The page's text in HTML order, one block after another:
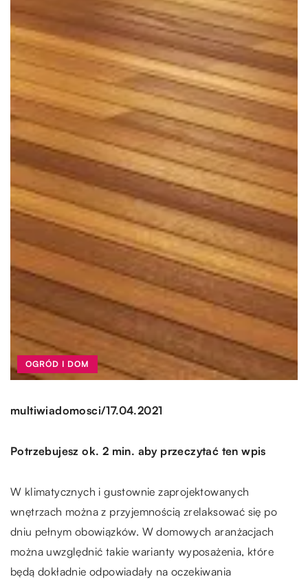
OGRÓD I DOM
multiwiadomosci/17.04.2021
Potrzebujesz ok. 2 min. aby przeczytać ten wpis
W klimatycznych i gustownie zaprojektowanych
wnętrzach można z przyjemnością zrelaksować się po
dniu pełnym obowiązków. W domowych aranżacjach
można uwzględnić takie warianty wyposażenia, które
będą dokładnie odpowiadały na oczekiwania